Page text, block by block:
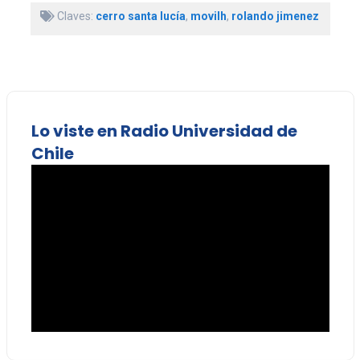
Claves: cerro santa lucía, movilh, rolando jimenez
Lo viste en Radio Universidad de
Chile